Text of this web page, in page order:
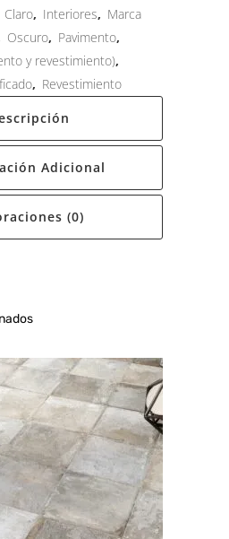
Claro, Interiores, Marca
Oscuro, Pavimento,
y revestimiento),
, Revestimiento
Adicional
(0)